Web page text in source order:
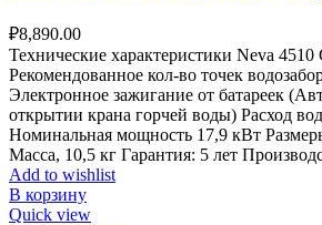
₽8,890.00
Технические характеристики Neva
Рекомендованное кол-во точек
Электронное зажигание от батареек
открытии крана горчей воды) Расход
Номинальная мощность 17,9 кВт
Масса, 10,5 кг Гарантия: 5 лет
Add to wishlist
В корзину
Quick view